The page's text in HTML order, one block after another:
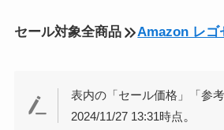
セール対象全商品 Amazon レゴ
表内の「セール価格」「参
2024/11/27 13:31時点。